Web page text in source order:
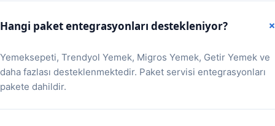
Hangi paket entegrasyonları destekleniyor?
Yemeksepeti, Trendyol Yemek, Migros Yemek, Getir Yemek ve
daha fazlası desteklenmektedir. Paket servisi entegrasyonları
pakete dahildir.